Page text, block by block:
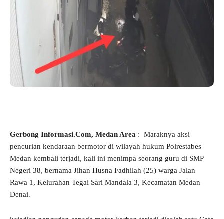
Gerbong Informasi.Com, Medan Area : Maraknya aksi
pencurian kendaraan bermotor di wilayah hukum Polrestabes
Medan kembali terjadi, kali ini menimpa seorang guru di SMP
Negeri 38, bernama Jihan Husna Fadhilah (25) warga Jalan
Rawa 1, Kelurahan Tegal Sari Mandala 3, Kecamatan Medan
Denai.